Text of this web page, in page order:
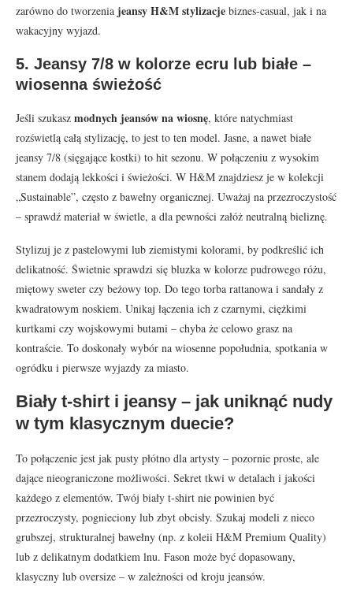
zarówno do tworzenia jeansy H&M stylizacje biznes-casual, jak i na
wakacyjny wyjazd.
5. Jeansy 7/8 w kolorze ecru lub białe –
wiosenna świeżość
Jeśli szukasz modnych jeansów na wiosnę, które natychmiast
rozświetlą całą stylizację, to jest to ten model. Jasne, a nawet białe
jeansy 7/8 (sięgające kostki) to hit sezonu. W połączeniu z wysokim
stanem dodają lekkości i świeżości. W H&M znajdziesz je w kolekcji
„Sustainable”, często z bawełny organicznej. Uważaj na przezroczystość
– sprawdź materiał w świetle, a dla pewności załóż neutralną bieliznę.
Stylizuj je z pastelowymi lub ziemistymi kolorami, by podkreślić ich
delikatność. Świetnie sprawdzi się bluzka w kolorze pudrowego różu,
miętowy sweter czy beżowy top. Do tego torba rattanowa i sandały z
kwadratowym noskiem. Unikaj łączenia ich z czarnymi, ciężkimi
kurtkami czy wojskowymi butami – chyba że celowo grasz na
kontraście. To doskonały wybór na wiosenne popołudnia, spotkania w
ogródku i pierwsze wyjazdy za miasto.
Biały t-shirt i jeansy – jak uniknąć nudy
w tym klasycznym duecie?
To połączenie jest jak pusty płótno dla artysty – pozornie proste, ale
dające nieograniczone możliwości. Sekret tkwi w detalach i jakości
każdego z elementów. Twój biały t-shirt nie powinien być
przezroczysty, pognieciony lub zbyt obcisły. Szukaj modeli z nieco
grubszej, strukturalnej bawełny (np. z koleii H&M Premium Quality)
lub z delikatnym dodatkiem lnu. Fason może być dopasowany,
klasyczny lub oversize – w zależności od kroju jeansów.